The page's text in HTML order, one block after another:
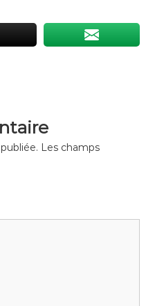
Les champs